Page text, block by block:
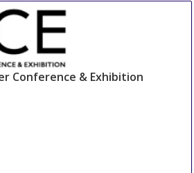
Conference & Exhibition